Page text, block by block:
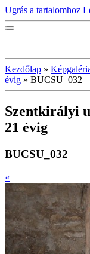
Ugrás a tartalomhoz
Kezdőlap »
évig » BUCSU_032
Szentkirályi
21 évig
BUCSU_032
«